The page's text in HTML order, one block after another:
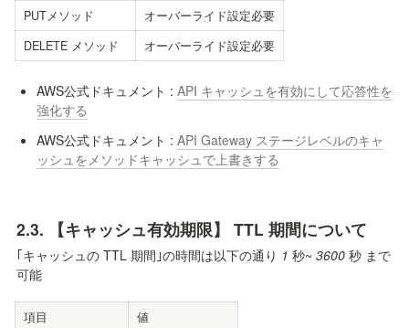
PUTメソッド
オーバーライド設定必要
DELETE メソッド
オーバーライド設定必要
AWS公式ドキュメント : API キャッシュを有効にして応答性を
強化する
AWS公式ドキュメント : API Gateway ステージレベルのキャ
ッシュをメソッドキャッシュで上書きする
2.3. 【キャッシュ有効期限】 TTL 期間について
｢キャッシュの TTL 期間｣の時間は以下の通り 1 秒~ 3600 秒 まで
可能
項目
値